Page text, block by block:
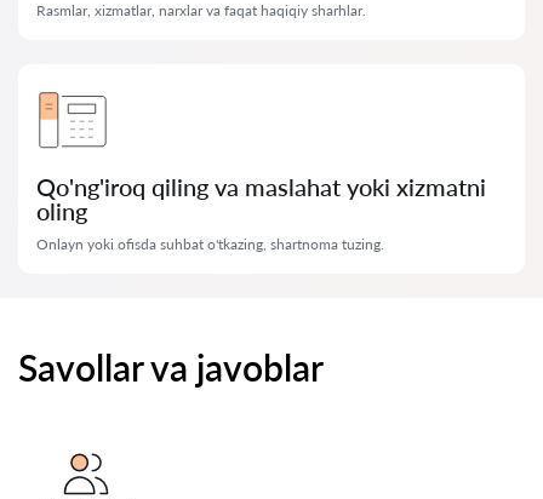
Rasmlar, xizmatlar, narxlar va faqat haqiqiy sharhlar.
Qo'ng'iroq qiling va maslahat yoki xizmatni
oling
Onlayn yoki ofisda suhbat o'tkazing, shartnoma tuzing.
Savollar va javoblar